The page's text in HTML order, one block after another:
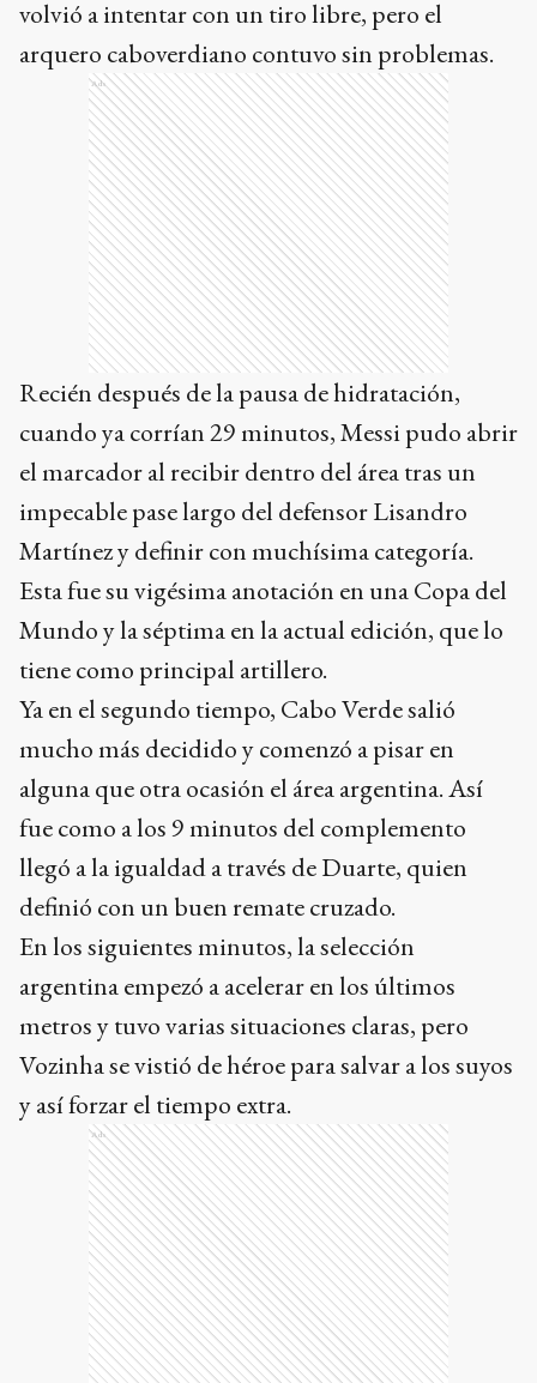
volvió a intentar con un tiro libre, pero el
arquero caboverdiano contuvo sin problemas.
Ads
Recién después de la pausa de hidratación,
cuando ya corrían 29 minutos, Messi pudo abrir
el marcador al recibir dentro del área tras un
impecable pase largo del defensor Lisandro
Martínez y definir con muchísima categoría.
Esta fue su vigésima anotación en una Copa del
Mundo y la séptima en la actual edición, que lo
tiene como principal artillero.
Ya en el segundo tiempo, Cabo Verde salió
mucho más decidido y comenzó a pisar en
alguna que otra ocasión el área argentina. Así
fue como a los 9 minutos del complemento
llegó a la igualdad a través de Duarte, quien
definió con un buen remate cruzado.
En los siguientes minutos, la selección
argentina empezó a acelerar en los últimos
metros y tuvo varias situaciones claras, pero
Vozinha se vistió de héroe para salvar a los suyos
y así forzar el tiempo extra.
Ads